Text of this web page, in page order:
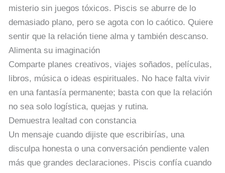
misterio sin juegos tóxicos. Piscis se aburre de lo
demasiado plano, pero se agota con lo caótico. Quiere
sentir que la relación tiene alma y también descanso.
Alimenta su imaginación
Comparte planes creativos, viajes soñados, películas,
libros, música o ideas espirituales. No hace falta vivir
en una fantasía permanente; basta con que la relación
no sea solo logística, quejas y rutina.
Demuestra lealtad con constancia
Un mensaje cuando dijiste que escribirías, una
disculpa honesta o una conversación pendiente valen
más que grandes declaraciones. Piscis confía cuando